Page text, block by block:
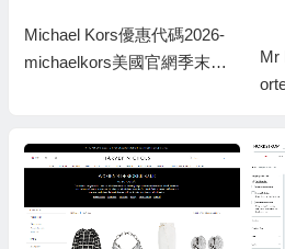
Michael Kors優惠代碼2026-
michaelkors美國官網季末大
Mr